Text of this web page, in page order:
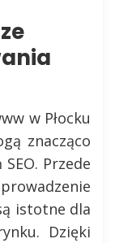
w Płocku
znacząco
Przede
istotne dla
Dzięki